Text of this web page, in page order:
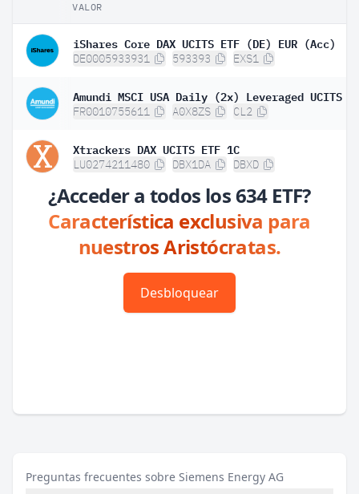
VALOR
iShares Core DAX UCITS ETF (DE) EUR (Acc)
DE0005933931 593393 EXS1
FR0010755611 A0X8ZS CL2
Xtrackers DAX UCITS ETF 1C
LU0274211480 DBX1DA DBXD
¿Acceder a todos los 634 ETF?
Característica exclusiva para
nuestros Aristócratas.
Desbloquear
Preguntas frecuentes sobre Siemens Energy AG